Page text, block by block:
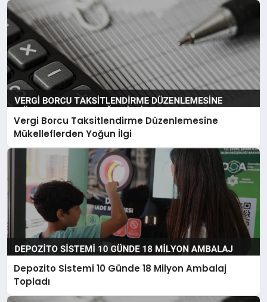
Vergi Borcu Taksitlendirme Düzenlemesine
Mükelleflerden Yoğun İlgi
Depozito Sistemi 10 Günde 18 Milyon Ambalaj
Topladı